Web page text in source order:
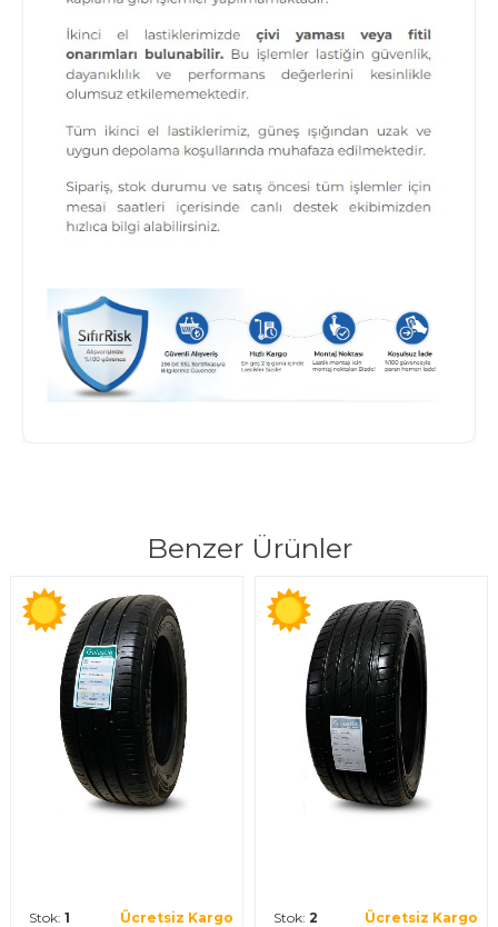
Benzer Ürünler
Stok: 1 Ücretsiz Kargo Stok: 2 Ücretsiz Kargo